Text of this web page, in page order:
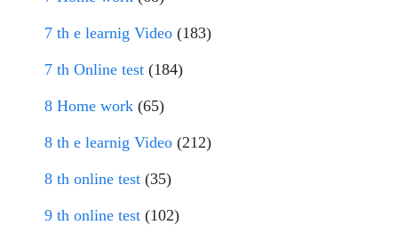
7 th e learnig Video (183)
7 th Online test (184)
8 Home work (65)
8 th e learnig Video (212)
8 th online test (35)
9 th online test (102)